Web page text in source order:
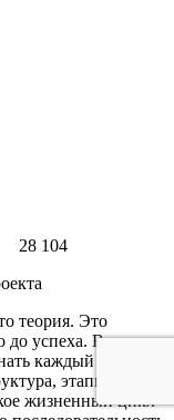
28 104
теория. Это
до успеха. В статье
каждый
этапы и как
жизненный цикл